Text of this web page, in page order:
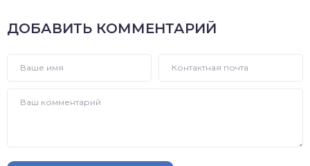
ДОБАВИТЬ КОММЕНТАРИЙ